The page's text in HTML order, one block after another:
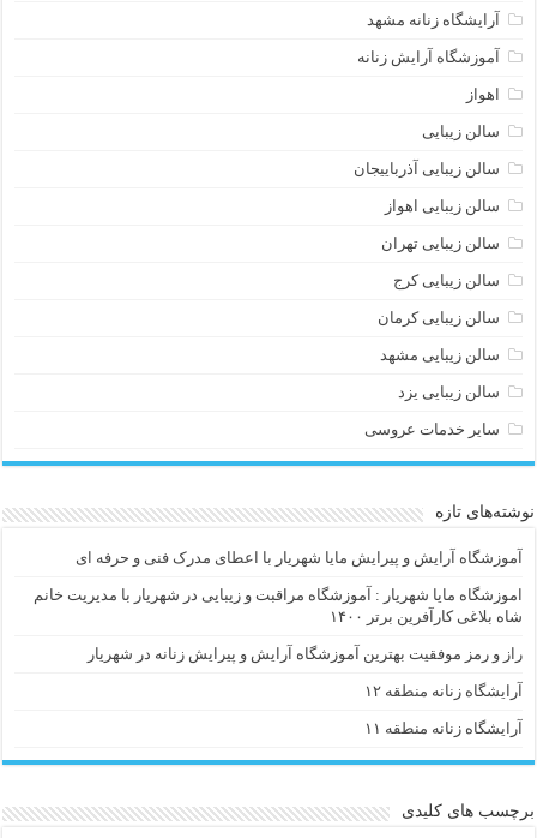
آرایشگاه زنانه مشهد
آموزشگاه آرایش زنانه
اهواز
سالن زیبایی
سالن زیبایی آذرباییجان
سالن زیبایی اهواز
سالن زیبایی تهران
سالن زیبایی کرج
سالن زیبایی کرمان
سالن زیبایی مشهد
سالن زیبایی یزد
سایر خدمات عروسی
نوشته‌های تازه
آموزشگاه آرایش و پیرایش مایا شهریار با اعطای مدرک فنی و حرفه ای
اموزشگاه مایا شهریار : آموزشگاه مراقبت و زیبایی در شهریار با مدیریت خانم
شاه بلاغی کارآفرین برتر ۱۴۰۰
راز و رمز موفقیت بهترین آموزشگاه آرایش و پیرایش زنانه در شهریار
آرایشگاه زنانه منطقه ۱۲
آرایشگاه زنانه منطقه ۱۱
برچسب های کلیدی